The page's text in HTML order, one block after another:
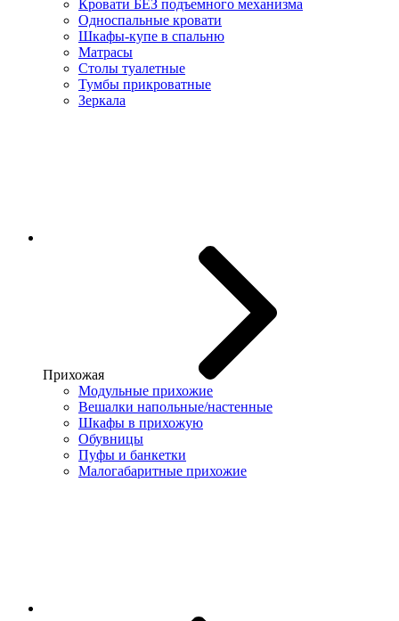
Кровати БЕЗ подъемного механизма
Односпальные кровати
Шкафы-купе в спальню
Матрасы
Столы туалетные
Тумбы прикроватные
Зеркала
Прихожая
Модульные прихожие
Вешалки напольные/настенные
Шкафы в прихожую
Обувницы
Пуфы и банкетки
Малогабаритные прихожие